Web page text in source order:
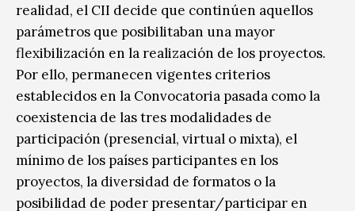
realidad, el CII decide que continúen aquellos
parámetros que posibilitaban una mayor
flexibilización en la realización de los proyectos.
Por ello, permanecen vigentes criterios
establecidos en la Convocatoria pasada como la
coexistencia de las tres modalidades de
participación (presencial, virtual o mixta), el
mínimo de los países participantes en los
proyectos, la diversidad de formatos o la
posibilidad de poder presentar/participar en